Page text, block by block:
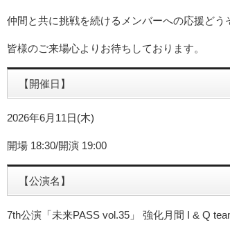
仲間と共に挑戦を続けるメンバーへの応援どう
皆様のご来場心よりお待ちしております。
【開催日】
2026年6月11日(木)
開場 18:30/開演 19:00
【公演名】
7th公演「未来PASS vol.35」 強化月間 I & Q